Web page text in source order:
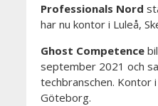
Professionals Nord
har nu kontor i Luleå,
Ghost Competence
september 2021 och
techbranschen. Kontor
Göteborg.